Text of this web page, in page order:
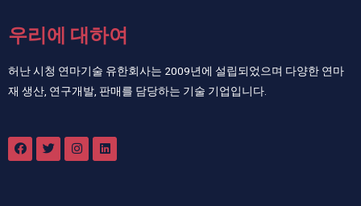
우리에 대하여
허난 시청 연마기술 유한회사는 2009년에 설립되었으며 다양한 연마
재 생산, 연구개발, 판매를 담당하는 기술 기업입니다.